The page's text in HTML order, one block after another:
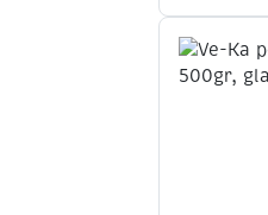
500gr,
glanzend,